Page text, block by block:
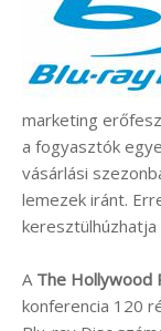
marketing
a fogyasztók
vásárlási
lemezek iránt.
keresztülhúzhatja
A The Hollywood
konferencia 120